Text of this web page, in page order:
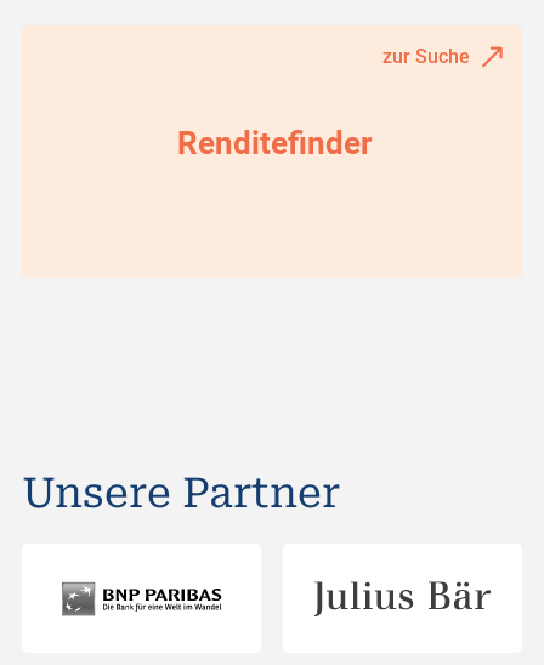
zur Suche
Renditefinder
Unsere Partner